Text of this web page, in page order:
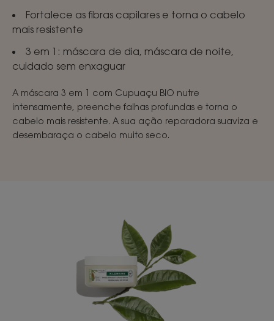
Fortalece as fibras capilares e torna o cabelo
mais resistente
3 em 1: máscara de dia, máscara de noite,
cuidado sem enxaguar
A máscara 3 em 1 com Cupuaçu BIO nutre
intensamente, preenche falhas profundas e torna o
cabelo mais resistente. A sua ação reparadora suaviza e
desembaraça o cabelo muito seco.
Reparação
com
Cupuaçu
BIO
3 em 1